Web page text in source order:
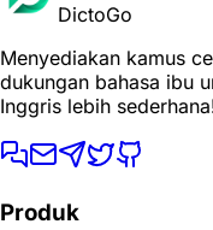
DictoGo
Menyediakan kamus
dukungan bahasa ibu
Inggris lebih
Produk